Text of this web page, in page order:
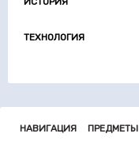
ТЕХНОЛОГИЯ
НАВИГАЦИЯ ПРЕДМЕТЫ